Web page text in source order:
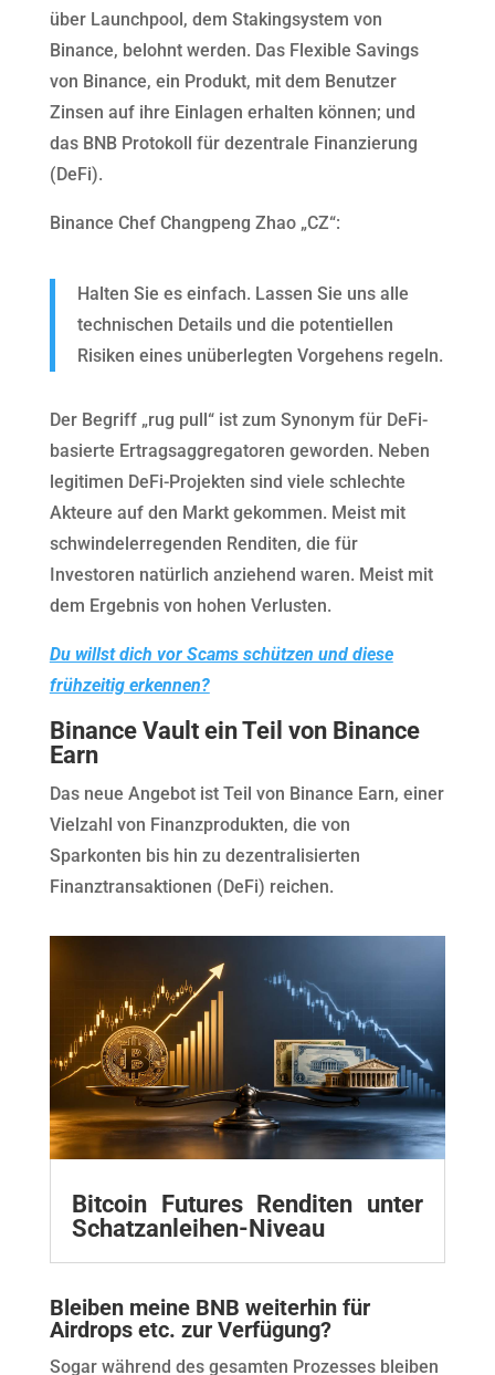
über Launchpool, dem Stakingsystem von
Binance, belohnt werden. Das Flexible Savings
von Binance, ein Produkt, mit dem Benutzer
Zinsen auf ihre Einlagen erhalten können; und
das BNB Protokoll für dezentrale Finanzierung
(DeFi).
Binance Chef Changpeng Zhao „CZ“:
Halten Sie es einfach. Lassen Sie uns alle
technischen Details und die potentiellen
Risiken eines unüberlegten Vorgehens regeln.
Der Begriff „rug pull“ ist zum Synonym für DeFi-
basierte Ertragsaggregatoren geworden. Neben
legitimen DeFi-Projekten sind viele schlechte
Akteure auf den Markt gekommen. Meist mit
schwindelerregenden Renditen, die für
Investoren natürlich anziehend waren. Meist mit
dem Ergebnis von hohen Verlusten.
Du willst dich vor Scams schützen und diese
frühzeitig erkennen?
Binance Vault ein Teil von Binance
Earn
Das neue Angebot ist Teil von Binance Earn, einer
Vielzahl von Finanzprodukten, die von
Sparkonten bis hin zu dezentralisierten
Finanztransaktionen (DeFi) reichen.
Bitcoin Futures Renditen unter
Schatzanleihen-Niveau
Bleiben meine BNB weiterhin für
Airdrops etc. zur Verfügung?
Sogar während des gesamten Prozesses bleiben